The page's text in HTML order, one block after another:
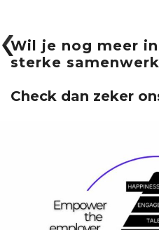
Wil je nog meer
sterke
Check dan zeker